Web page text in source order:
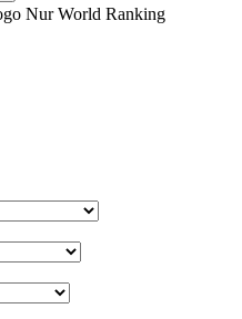
Nur World Ranking